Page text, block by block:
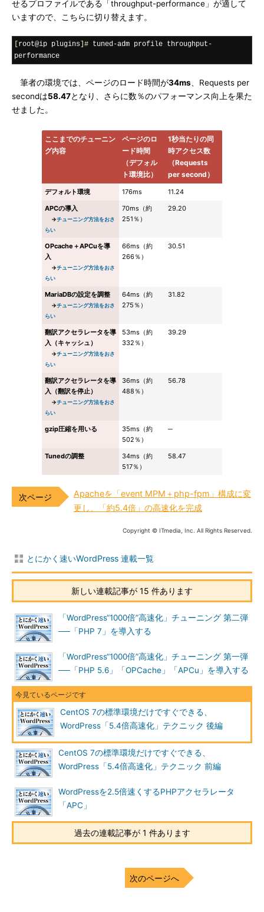
せるプロファイルである「throughput-performance」が適して
いますので、こちらに切り替えます。
root@ip plugins ]# tuned-adm profile throughput -
performance
筆者の環境では、ページのロード時間が34ms 、Requests per
secondは58.47となり、さらに数％のパフォーマンス向上を果た
せました。
ここまでのチューニン
グ内容
ページのロ
ード時間
（デフォル
ト環境比）
1秒当たりの同
時アクセス数
（Requests
per second）
デフォルト環境 176ms
11.24
APCの導入
→チューニング方法をおさ
らい
70ms（約
251％）
29.20
OPcache＋APCuを導
入
→チューニング方法をおさ
らい
66ms（約
266％）
30.51
MariaDBの設定を調整
→チューニング方法をおさ
らい
64ms（約
275％）
31.82
翻訳アクセラレータを導
入（キャッシュ）
→チューニング方法をおさ
らい
53ms（約
332％）
39.29
翻訳アクセラレータを導
入（翻訳を停止）
→チューニング方法をおさ
らい
36ms（約
488％）
56.78
gzip圧縮を用いる
35ms（約
502％）
─
Tunedの調整
34ms（約
517％）
58.47
Apacheを「event MPM＋php-fpm」構成に変
更し、「約5.4倍」の高速化を完成
Copyright © ITmedia, Inc. All Rights Reserved.
とにかく速いWordPress 連載一覧
新しい連載記事が 15 件あります
「WordPress“1000倍”高速化」チューニング 第二弾
──「PHP 7」を導入する
「WordPress“1000倍”高速化」チューニング 第一弾
──「PHP 5.6」「OPCache」「APCu」を導入する
CentOS 7の標準環境だけですぐできる、
WordPress「5.4倍高速化」テクニック 後編
CentOS 7の標準環境だけですぐできる、
WordPress「5.4倍高速化」テクニック 前編
WordPressを2.5倍速くするPHPアクセラレータ
「APC」
過去の連載記事が 1 件あります
次のページへ